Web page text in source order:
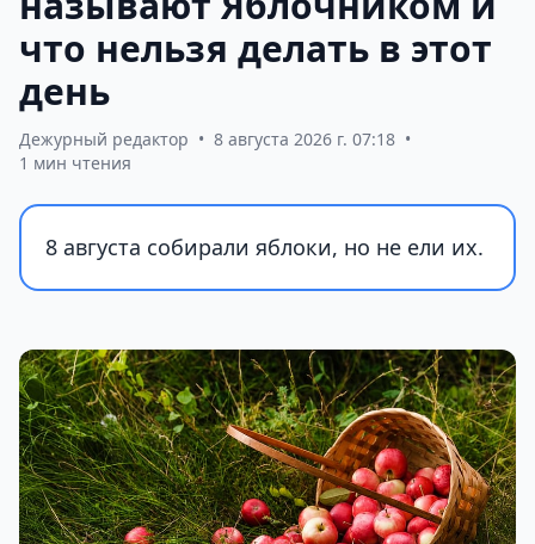
что нельзя делать в этот
день
Дежурный редактор • 8 августа 2026 г. 07:18 •
1 мин чтения
8 августа собирали яблоки, но не ели их.